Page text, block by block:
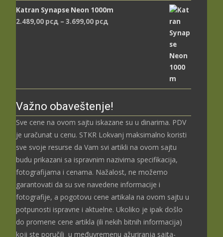
Katran Synapse Neon 1000m
2.489,00 рсд – 3.699,00 рсд
Važno obaveštenje!
Sve cene na ovom sajtu iskazane su u dinarima. PDV
je uračunat u cenu. STKR Lokvanj maksimalno koristi
sve svoje resurse da Vam svi artikli na ovom sajtu
budu prikazani sa ispravnim nazivima specifikacija,
fotografijama i cenama. Nažalost, ne možemo
garantovati da su sve navedene informacije i
fotografije, a pogotovu cene artikala na ovom sajtu u
potpunosti ispravne i aktuelne. Ukoliko je ipak došlo
do promene cene artikla (ili nekih bitnih informacija)
koji ste poručili u međuvremenu ažuriranja sajta-